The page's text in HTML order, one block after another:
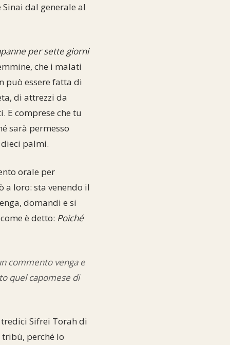
dal generale al
per sette giorni
che i malati
può essere fatta di
di attrezzi da
E comprese che tu
sarà permesso
palmi.
orale per
a loro: sta venendo il
domandi e si
è detto: Poiché
commento venga e
quel capomese di
Sifrei Torah di
perché lo